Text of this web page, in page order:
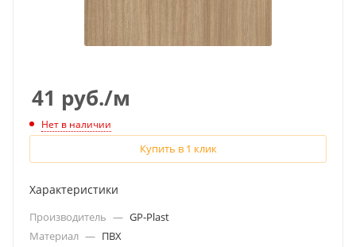
41 руб./м
Нет в наличии
Купить в 1 клик
Характеристики
Производитель — GP-Plast
Материал — ПВХ